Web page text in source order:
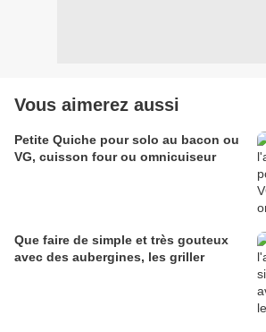
Vous aimerez aussi
Petite Quiche pour solo au bacon ou
VG, cuisson four ou omnicuiseur
Que faire de simple et très gouteux
avec des aubergines, les griller